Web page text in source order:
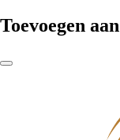
Toevoegen